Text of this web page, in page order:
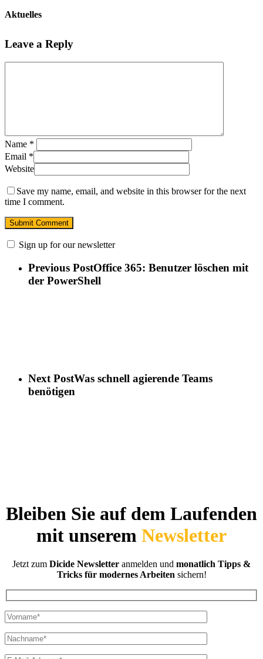
Aktuelles
Leave a Reply
Name *
Email *
Website
Save my name, email, and website in this browser for the next
time I comment.
Sign up for our newsletter
Previous PostOffice 365: Benutzer löschen mit
der PowerShell
Next PostWas schnell agierende Teams
benötigen
Bleiben Sie auf dem Laufenden
mit unserem Newsletter
Jetzt zum Dicide Newsletter anmelden und monatlich Tipps &
Tricks für modernes Arbeiten sichern!